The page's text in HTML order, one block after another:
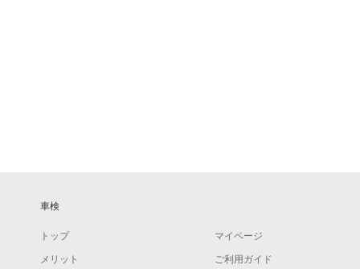
車検
トップ マイページ
メリット ご利用ガイド